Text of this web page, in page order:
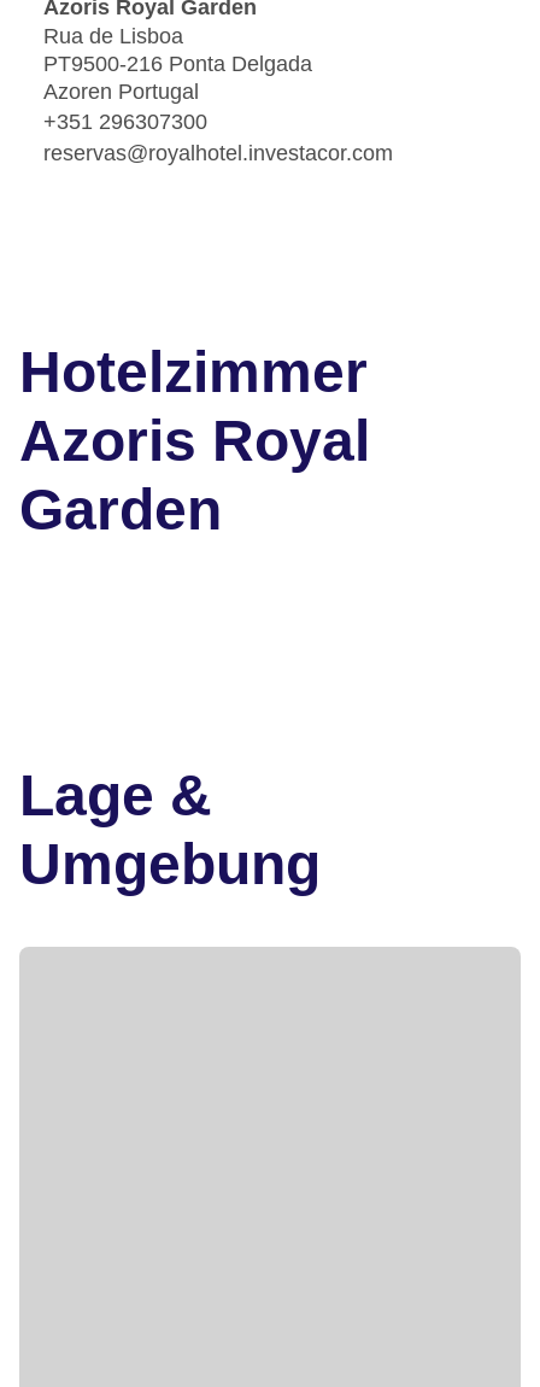
Azoris Royal Garden
Rua de Lisboa
PT9500-216 Ponta Delgada
Azoren Portugal
+351 296307300
reservas@royalhotel.investacor.com
Hotelzimmer
Azoris Royal
Garden
Lage &
Umgebung